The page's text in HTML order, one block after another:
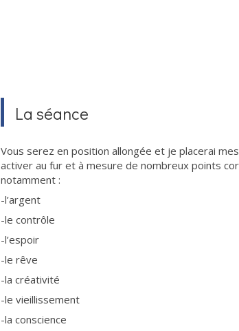
La séance
Vous serez en position allongée et je placerai
activer au fur et à mesure de nombreux points
notamment :
-l’argent
-le contrôle
-l’espoir
-le rêve
-la créativité
-le vieillissement
-la conscience